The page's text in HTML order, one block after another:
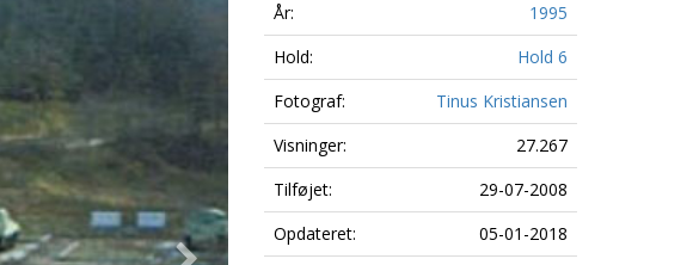
År:
1995
Hold:
Hold 6
Fotograf:
Tinus Kristiansen
Visninger:
27.267
Tilføjet:
29-07-2008
Opdateret:
05-01-2018